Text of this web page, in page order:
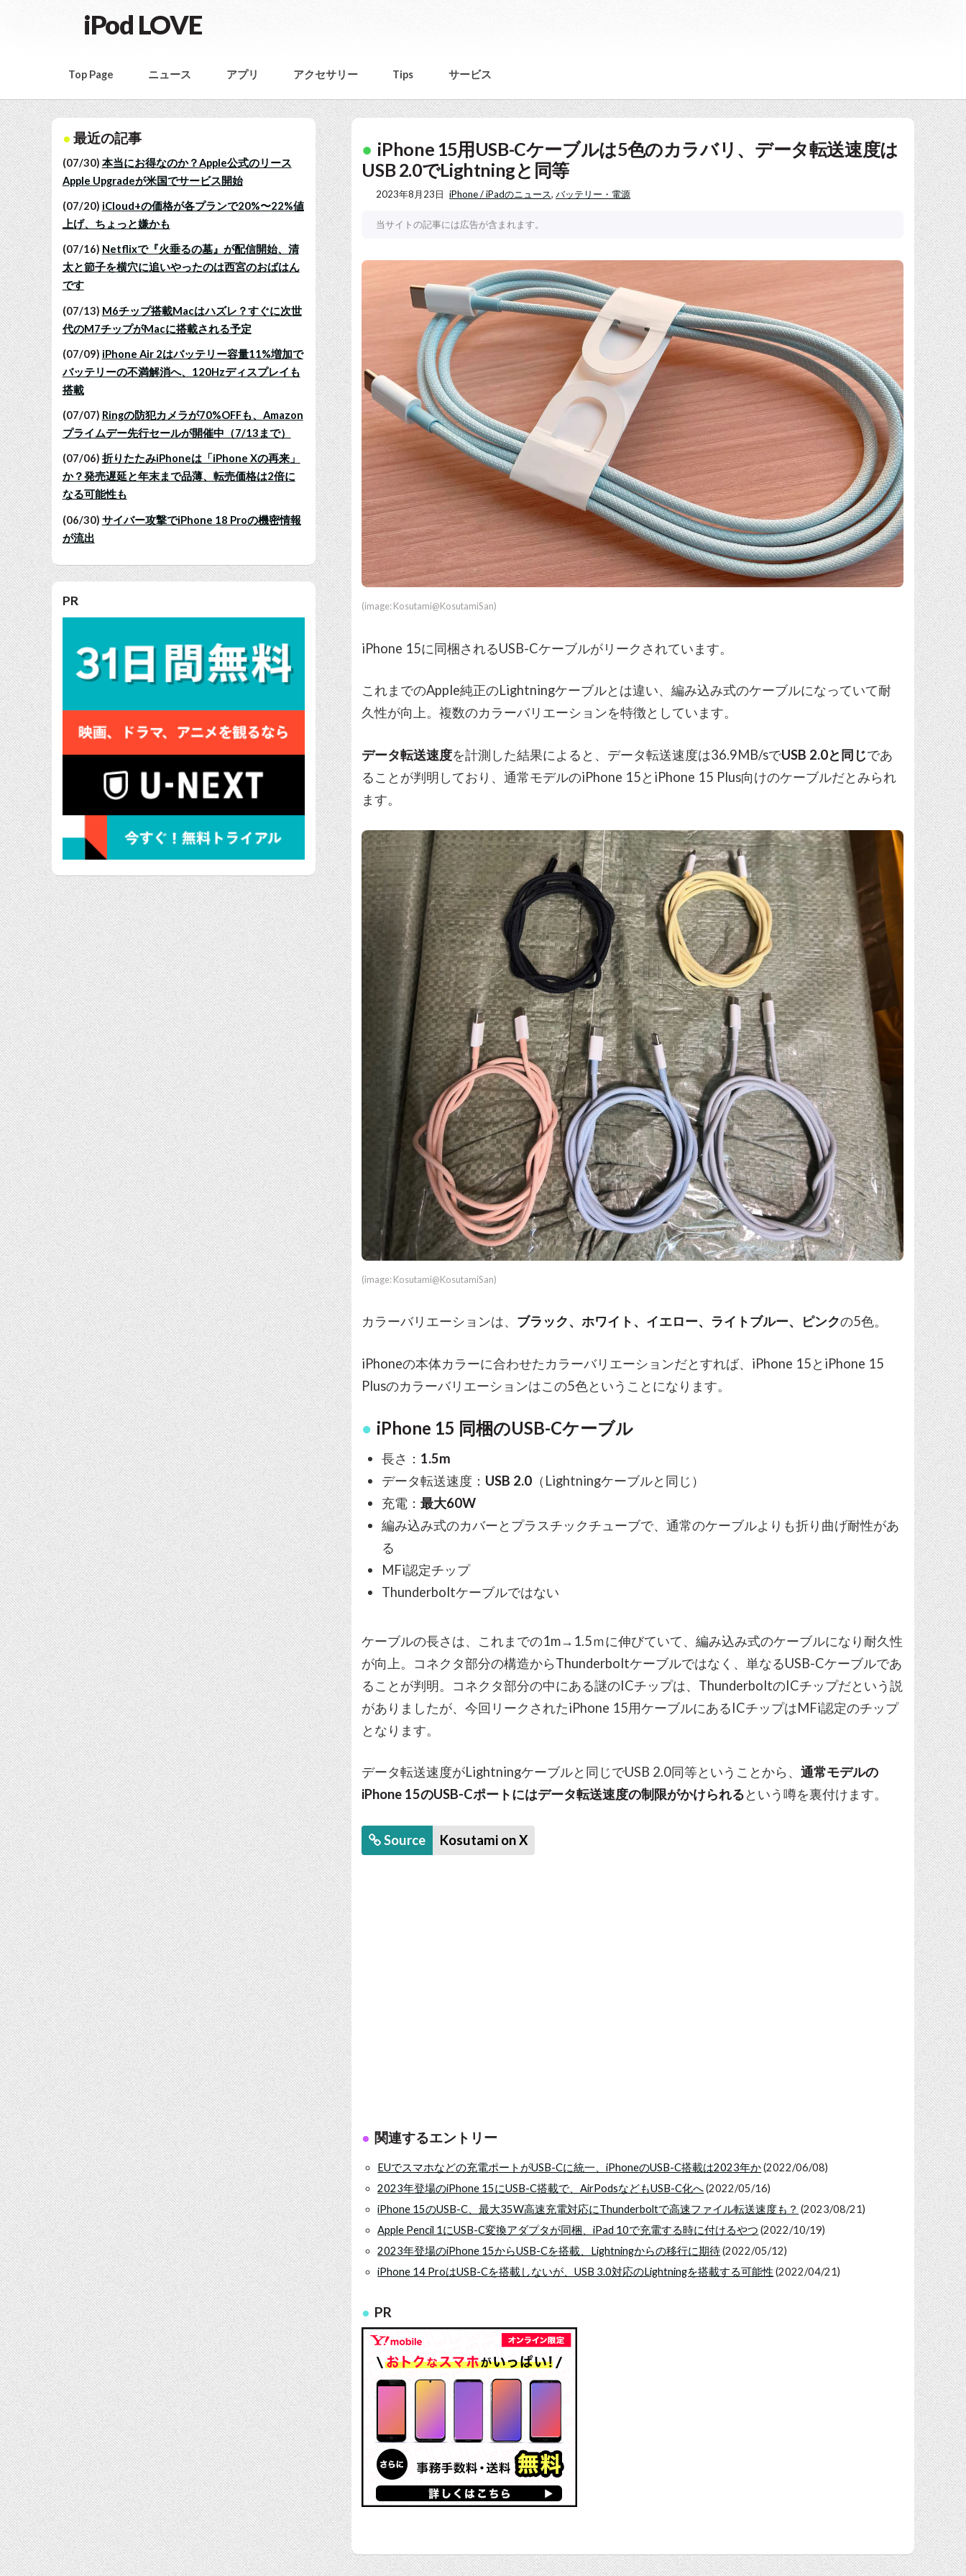
iPod LOVE
Top Page ニュース アプリ アクセサリー Tips サービス
最近の記事
(07/30) 本当にお得なのか？Apple公式のリース
Apple Upgradeが米国でサービス開始
(07/20) iCloud+の価格が各プランで20%〜22%値
上げ、ちょっと嫌かも
(07/16) Netflixで『火垂るの墓』が配信開始、清
太と節子を横穴に追いやったのは西宮のおばはん
です
(07/13) M6チップ搭載Macはハズレ？すぐに次世
代のM7チップがMacに搭載される予定
(07/09) iPhone Air 2はバッテリー容量11%増加で
バッテリーの不満解消へ、120Hzディスプレイも
搭載
(07/07) Ringの防犯カメラが70%OFFも、Amazon
プライムデー先行セールが開催中（7/13まで）
(07/06) 折りたたみiPhoneは「iPhone Xの再来」
か？発売遅延と年末まで品薄、転売価格は2倍に
なる可能性も
(06/30) サイバー攻撃でiPhone 18 Proの機密情報
が流出
PR
iPhone 15用USB-Cケーブルは5色のカラバリ、データ転送速度は
USB 2.0でLightningと同等
2023年8月23日 iPhone / iPadのニュース,バッテリー・電源
当サイトの記事には広告が含まれます。
(image: Kosutami@KosutamiSan)
iPhone 15に同梱されるUSB-Cケーブルがリークされています。
これまでのApple純正のLightningケーブルとは違い、編み込み式のケーブルになっていて耐
久性が向上。複数のカラーバリエーションを特徴としています。
データ転送速度を計測した結果によると、データ転送速度は36.9MB/sでUSB 2.0と同じであ
ることが判明しており、通常モデルのiPhone 15とiPhone 15 Plus向けのケーブルだとみられ
ます。
(image: Kosutami@KosutamiSan)
カラーバリエーションは、 ブラック、ホワイト、イエロー、ライトブルー、ピンクの5色。
iPhoneの本体カラーに合わせたカラーバリエーションだとすれば、iPhone 15とiPhone 15
Plusのカラーバリエーションはこの5色ということになります。
iPhone 15 同梱のUSB-Cケーブル
長さ： 1.5m
データ転送速度： USB 2.0（Lightningケーブルと同じ）
充電： 最大60W
編み込み式のカバーとプラスチックチューブで、通常のケーブルよりも折り曲げ耐性があ
る
MFi認定チップ
Thunderboltケーブルではない
ケーブルの長さは、これまでの1m→1.5ｍに伸びていて、編み込み式のケーブルになり耐久性
が向上。コネクタ部分の構造からThunderboltケーブルではなく、単なるUSB-Cケーブルであ
ることが判明。コネクタ部分の中にある謎のICチップは、ThunderboltのICチップだという説
がありましたが、今回リークされたiPhone 15用ケーブルにあるICチップはMFi認定のチップ
となります。
データ転送速度がLightningケーブルと同じでUSB 2.0同等ということから、通常モデルの
iPhone 15のUSB-Cポートにはデータ転送速度の制限がかけられるという噂を裏付けます。
Source Kosutami on X
関連するエントリー
EUでスマホなどの充電ポートがUSB-Cに統一、iPhoneのUSB-C搭載は2023年か(2022/06/08)
2023年登場のiPhone 15にUSB-C搭載で、AirPodsなどもUSB-C化へ(2022/05/16)
iPhone 15のUSB-C、最大35W高速充電対応にThunderboltで高速ファイル転送速度も？ (2023/08/21)
Apple Pencil 1にUSB-C変換アダプタが同梱、iPad 10で充電する時に付けるやつ (2022/10/19)
2023年登場のiPhone 15からUSB-Cを搭載、Lightningからの移行に期待(2022/05/12)
iPhone 14 ProはUSB-Cを搭載しないが、USB 3.0対応のLightningを搭載する可能性 (2022/04/21)
PR